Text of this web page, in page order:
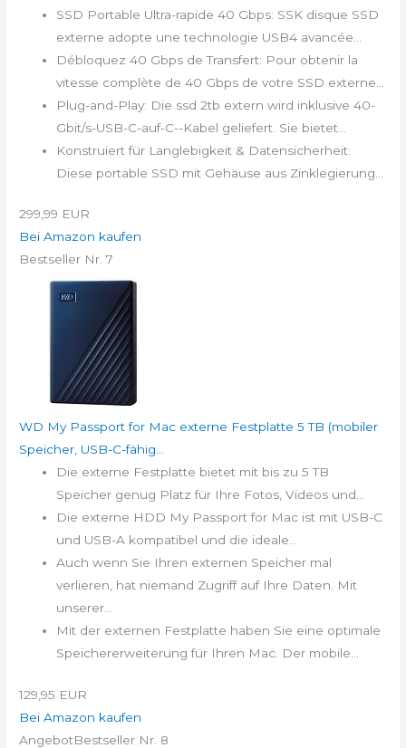
SSD Portable Ultra-rapide 40 Gbps: SSK disque SSD
externe adopte une technologie USB4 avancée...
Débloquez 40 Gbps de Transfert: Pour obtenir la
vitesse complète de 40 Gbps de votre SSD externe...
Plug-and-Play: Die ssd 2tb extern wird inklusive 40-
Gbit/s-USB-C-auf-C--Kabel geliefert. Sie bietet...
Konstruiert für Langlebigkeit & Datensicherheit:
Diese portable SSD mit Gehäuse aus Zinklegierung...
299,99 EUR
Bei Amazon kaufen
Bestseller Nr. 7
WD My Passport for Mac externe Festplatte 5 TB (mobiler
Speicher, USB-C-fähig...
Die externe Festplatte bietet mit bis zu 5 TB
Speicher genug Platz für Ihre Fotos, Videos und...
Die externe HDD My Passport for Mac ist mit USB-C
und USB-A kompatibel und die ideale...
Auch wenn Sie Ihren externen Speicher mal
verlieren, hat niemand Zugriff auf Ihre Daten. Mit
unserer...
Mit der externen Festplatte haben Sie eine optimale
Speichererweiterung für Ihren Mac. Der mobile...
129,95 EUR
Bei Amazon kaufen
AngebotBestseller Nr. 8